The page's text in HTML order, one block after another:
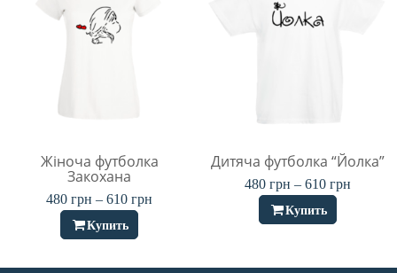
Жіноча футболка
Закохана
480 грн – 610 грн
Купить
Дитяча футболка “Йолка”
480 грн – 610 грн
Купить